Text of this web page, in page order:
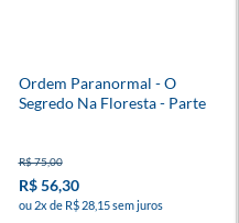
Ordem Paranormal - O
Segredo Na Floresta - Parte
R$ 75,00
R$ 56,30
ou 2x de R$ 28,15 sem juros